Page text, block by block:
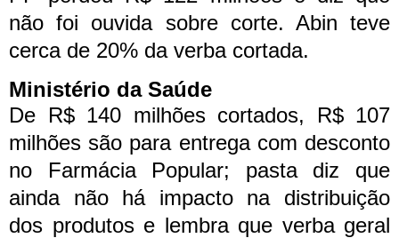
não foi ouvida sobre corte. Abin teve
cerca de 20% da verba cortada.
Ministério da Saúde
De R$ 140 milhões cortados, R$ 107
milhões são para entrega com desconto
no Farmácia Popular; pasta diz que
ainda não há impacto na distribuição
dos produtos e lembra que verba geral